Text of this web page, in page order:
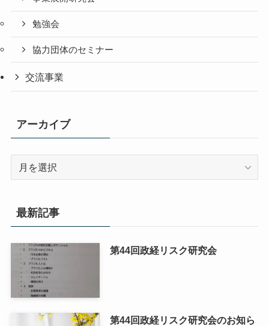
勉強会
協力団体のセミナー
交流事業
アーカイブ
イ
最新記事
第44回政経リスク研究会
第44回政経リスク研究会のお知ら